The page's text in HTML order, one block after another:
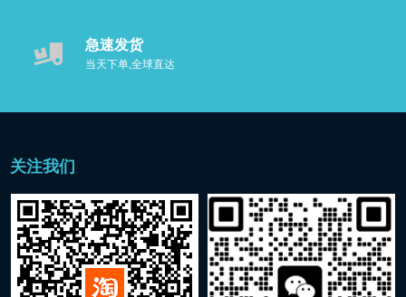
急速发货
当天下单,全球直达
关注我们